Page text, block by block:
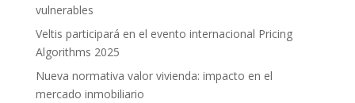
vulnerables
Veltis participará en el evento internacional Pricing
Algorithms 2025
Nueva normativa valor vivienda: impacto en el
mercado inmobiliario